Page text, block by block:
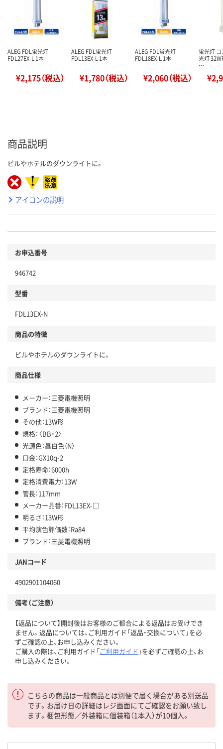
ALEG FDL蛍光灯
FDL27EX-L 1本
¥2,175（税込）
ALEG FDL蛍光灯
FDL13EX-L 1本
¥1,780（税込）
ALEG FDL蛍光灯
FDL18EX-L 1本
¥2,060（税込）
蛍光灯
光灯 32W
…
商品説明
ビルやホテルのダウンライトに。
アイコンの説明
お申込番号
946742
型番
FDL13EX-N
商品の特徴
ビルやホテルのダウンライトに。
商品仕様
メーカー：三菱電機照明
ブランド：三菱電機照明
その他：13W形
規格：〈BB・2〉
光源色：昼白色（N）
口金：GX10q-2
定格寿命：6000h
定格消費電力：13W
管長：117mm
メーカー品番：FDL13EX-□
明るさ：13W形
平均演色評価数：Ra84
ブランド：三菱電機照明
JANコード
4902901104060
備考（ご注意）
【返品について】開封後はお客様のご都合による返品はお受けでき
ません。返品については、ご利用ガイド「返品・交換について」を必
ずご確認の上、お申し込みください。
ご購入の際は、ご利用ガイド「ご利用ガイド 」を必ずご確認の上、お
申し込みください。
こちらの商品は一般商品とは別便で届く場合がある別送品
です。お届け日の詳細はレジ画面にてご確認をお願い致し
ます。梱包形態／外装箱に個装箱（1本入）が10個入。